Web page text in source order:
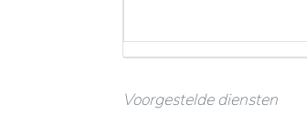
Voorgestelde diensten